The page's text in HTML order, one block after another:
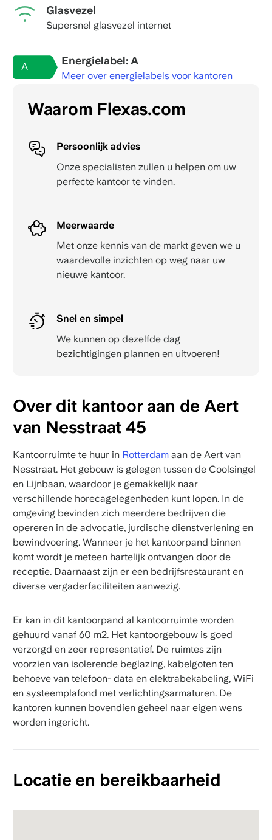
Glasvezel
Supersnel glasvezel internet
A Energielabel: A
Meer over energielabels voor kantoren
Waarom Flexas.com
Persoonlijk advies
Onze specialisten zullen u helpen om uw
perfecte kantoor te vinden.
Meerwaarde
Met onze kennis van de markt geven we u
waardevolle inzichten op weg naar uw
nieuwe kantoor.
Snel en simpel
We kunnen op dezelfde dag
bezichtigingen plannen en uitvoeren!
Over dit kantoor aan de Aert
van Nesstraat 45
Kantoorruimte te huur in Rotterdamaan de Aert van
Nesstraat. Het gebouw is gelegen tussen de Coolsingel
en Lijnbaan, waardoor je gemakkelijk naar
verschillende horecagelegenheden kunt lopen. In de
omgeving bevinden zich meerdere bedrijven die
opereren in de advocatie, jurdische dienstverlening en
bewindvoering. Wanneer je het kantoorpand binnen
komt wordt je meteen hartelijk ontvangen door de
receptie. Daarnaast zijn er een bedrijfsrestaurant en
diverse vergaderfaciliteiten aanwezig.
Er kan in dit kantoorpand al kantoorruimte worden
gehuurd vanaf 60 m2. Het kantoorgebouw is goed
verzorgd en zeer representatief. De ruimtes zijn
voorzien van isolerende beglazing, kabelgoten ten
behoeve van telefoon- data en elektrabekabeling, WiFi
en systeemplafond met verlichtingsarmaturen. De
kantoren kunnen bovendien geheel naar eigen wens
worden ingericht.
Locatie en bereikbaarheid